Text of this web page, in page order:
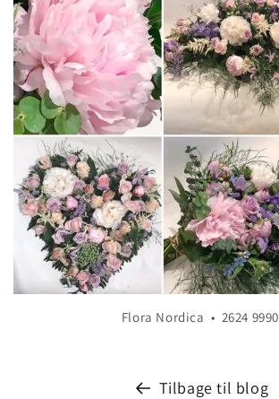
Flora Nordica • 2624 9990
Tilbage til blog